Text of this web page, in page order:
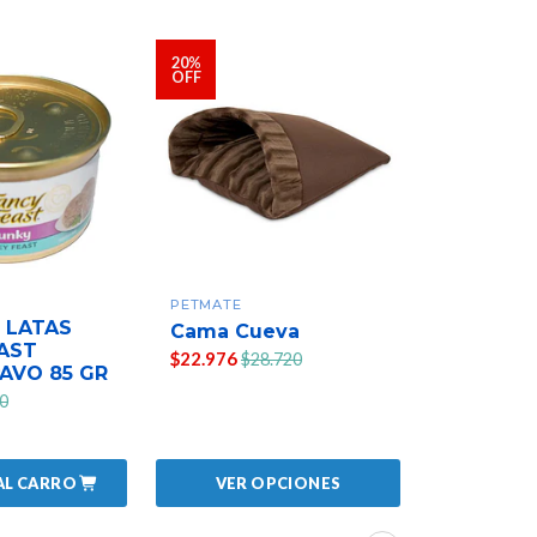
LATAS
85 GR
CARRO
20%
OFF
PETMATE
Cama Cueva
$22.976$28.720
VER OPCIONES